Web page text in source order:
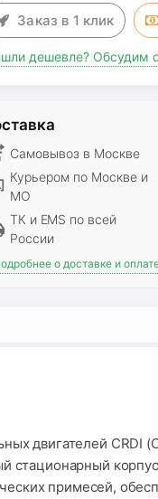
Заказ в 1 клик
дешевле? Обсудим
Самовывоз в Москве
Курьером по Москве и
МО
ТК и EMS по всей
России
о доставке и
двигателей CRDI
корпус
примесей,